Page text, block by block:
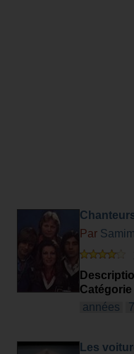
Par
enfance
Catégorie
années
Les